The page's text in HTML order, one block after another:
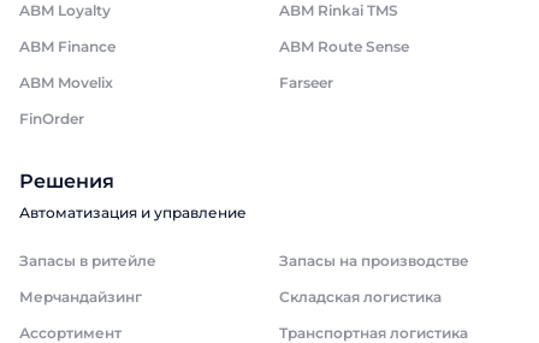
ABM Loyalty
ABM Rinkai TMS
ABM Finance
ABM Route Sense
ABM Movelix
Farseer
FinOrder
Решения
Автоматизация и управление
Запасы в ритейле
Запасы на производстве
Мерчандайзинг
Складская логистика
Ассортимент
Транспортная логистика